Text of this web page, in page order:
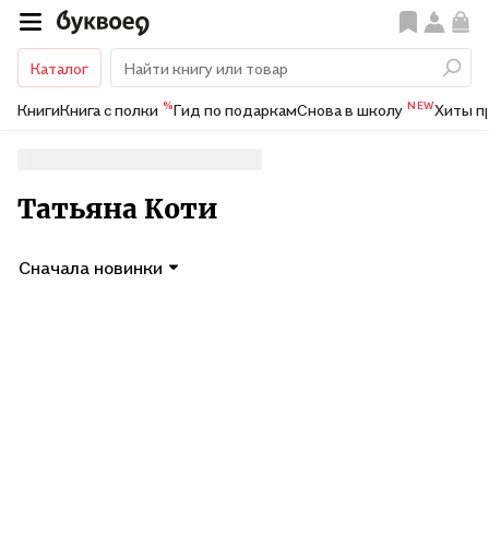
Каталог
КнигиКнига с полки %Гид по подаркамСнова в школу NEWХиты
Татьяна Коти
Сначала новинки